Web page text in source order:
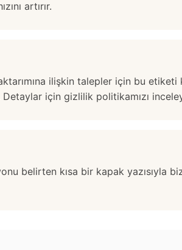
artırır.
ilişkin talepler için bu etiketi
Detaylar içingizlilik politikamızı
belirten kısa bir kapak yazısıyla